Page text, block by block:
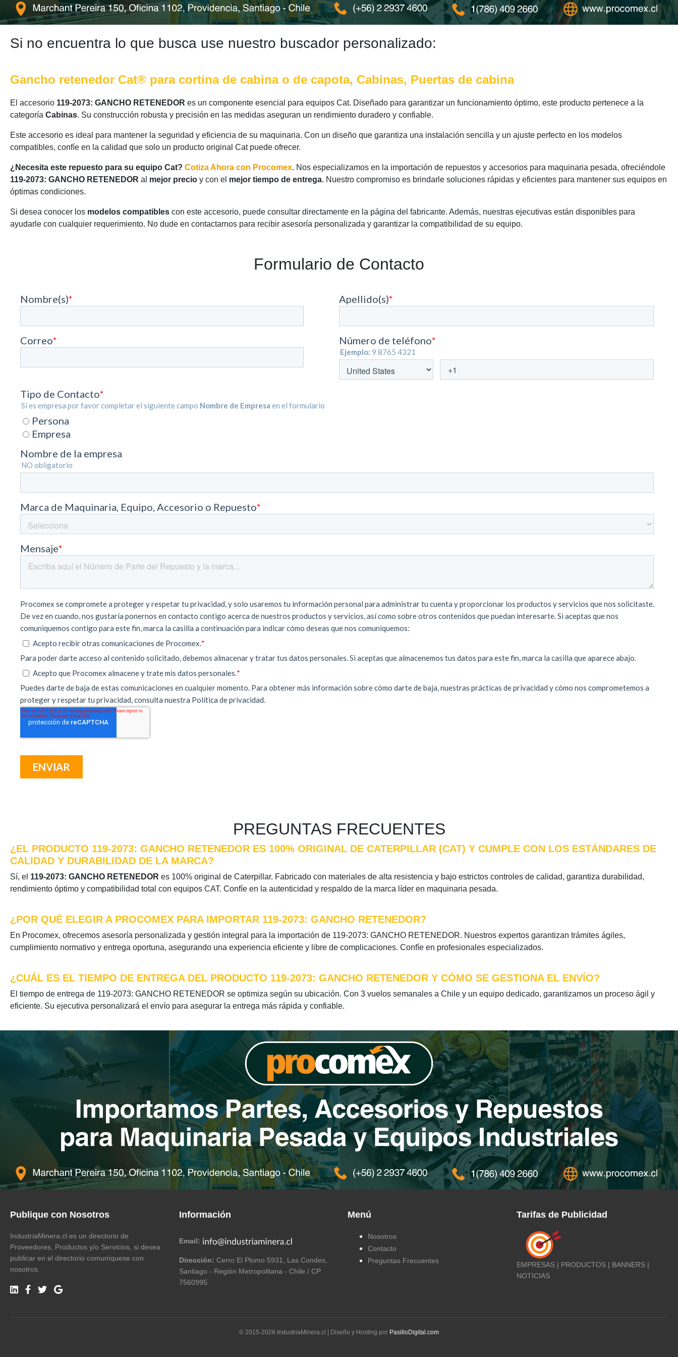
Si no encuentra lo que busca use nuestro buscador personalizado:
Gancho retenedor Cat® para cortina de cabina o de capota, Cabinas, Puertas de cabina
El accesorio 119-2073: GANCHO RETENEDOR es un componente esencial para equipos Cat. Diseñado para garantizar un funcionamiento óptimo, este producto pertenece a la
categoría Cabinas. Su construcción robusta y precisión en las medidas aseguran un rendimiento duradero y confiable.
Este accesorio es ideal para mantener la seguridad y eficiencia de su maquinaria. Con un diseño que garantiza una instalación sencilla y un ajuste perfecto en los modelos
compatibles, confíe en la calidad que solo un producto original Cat puede ofrecer.
¿Necesita este repuesto para su equipo Cat? Cotiza Ahora con Procomex. Nos especializamos en la importación de repuestos y accesorios para maquinaria pesada, ofreciéndole
119-2073: GANCHO RETENEDOR al mejor precio y con el mejor tiempo de entrega. Nuestro compromiso es brindarle soluciones rápidas y eficientes para mantener sus equipos en
óptimas condiciones.
Si desea conocer los modelos compatibles con este accesorio, puede consultar directamente en la página del fabricante. Además, nuestras ejecutivas están disponibles para
ayudarle con cualquier requerimiento. No dude en contactarnos para recibir asesoría personalizada y garantizar la compatibilidad de su equipo.
Formulario de Contacto
PREGUNTAS FRECUENTES
¿EL PRODUCTO 119-2073: GANCHO RETENEDOR ES 100% ORIGINAL DE CATERPILLAR (CAT) Y CUMPLE CON LOS ESTÁNDARES DE
CALIDAD Y DURABILIDAD DE LA MARCA?
Sí, el 119-2073: GANCHO RETENEDOR es 100% original de Caterpillar. Fabricado con materiales de alta resistencia y bajo estrictos controles de calidad, garantiza durabilidad,
rendimiento óptimo y compatibilidad total con equipos CAT. Confíe en la autenticidad y respaldo de la marca líder en maquinaria pesada.
¿POR QUÉ ELEGIR A PROCOMEX PARA IMPORTAR 119-2073: GANCHO RETENEDOR?
En Procomex, ofrecemos asesoría personalizada y gestión integral para la importación de 119-2073: GANCHO RETENEDOR. Nuestros expertos garantizan trámites ágiles,
cumplimiento normativo y entrega oportuna, asegurando una experiencia eficiente y libre de complicaciones. Confíe en profesionales especializados.
¿CUÁL ES EL TIEMPO DE ENTREGA DEL PRODUCTO 119-2073: GANCHO RETENEDOR Y CÓMO SE GESTIONA EL ENVÍO?
El tiempo de entrega de 119-2073: GANCHO RETENEDOR se optimiza según su ubicación. Con 3 vuelos semanales a Chile y un equipo dedicado, garantizamos un proceso ágil y
eficiente. Su ejecutiva personalizará el envío para asegurar la entrega más rápida y confiable.
Publique con Nosotros
IndustriaMinera.cl es un directorio de
Proveedores, Productos y/o Servicios, si desea
publicar en el directorio comuníquese con
nosotros.
Información
Email:
Dirección: Cerro El Plomo 5931, Las Condes,
Santiago - Región Metropolitana - Chile / CP
7560995
Menú
Nosotros
Contacto
Preguntas Frecuentes
Tarifas de Publicidad
EMPRESAS | PRODUCTOS | BANNERS |
NOTICIAS
© 2015-2026 IndustriaMinera.cl | Diseño y Hosting por PasilloDigital.com